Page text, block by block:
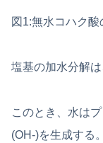
図1:無水コハク
塩基の加水分解
このとき、水は
(OH-)を生成する。